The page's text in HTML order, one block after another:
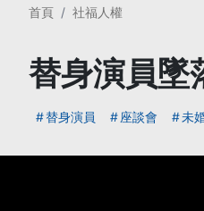
首頁 社福人權
替身演員墜
替身演員 座談會 未